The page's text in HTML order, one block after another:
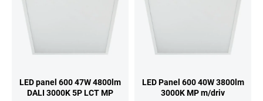
LED panel 600 47W 4800lm
DALI 3000K 5P LCT MP
LED Panel 600 40W 3800lm
3000K MP m/driv